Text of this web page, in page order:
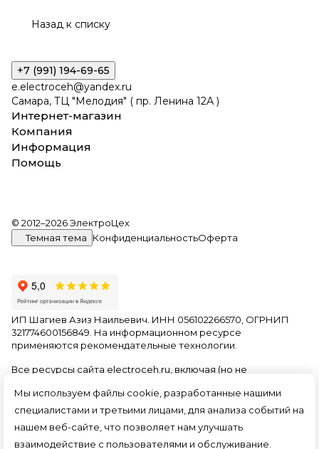
Назад к списку
Мы используем файлы cookie, разработанные нашими
специалистами и третьими лицами, для анализа событий на
нашем веб-сайте, что позволяет нам улучшать
взаимодействие с пользователями и обслуживание.
+7 (991) 194-69-65
e.electroceh@yandex.ru
Самара, ТЦ "Мелодия" ( пр. Ленина 12А )
Интернет-магазин
Компания
Информация
Помощь
© 2012–2026 ЭлектроЦех
Темная тема
КонфиденциальностьОферта
ИП Шагиев Азиз Наильевич. ИНН 056102266570, ОГРНИП
321774600156849. На информационном ресурсе
применяются рекомендательные технологии
Все ресурсы сайта electroceh.ru, включая (но не
и видео информацию, структуру, дизайн и оформление
страниц, доменное имя, фирменное наименование
являются объектами авторского права и прав на
интеллектуальную собственность, защищены российским
законодательством и международными соглашениями об